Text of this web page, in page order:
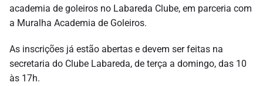
academia de goleiros no Labareda Clube, em parceria com
a Muralha Academia de Goleiros.
As inscrições já estão abertas e devem ser feitas na
secretaria do Clube Labareda, de terça a domingo, das 10
às 17h.